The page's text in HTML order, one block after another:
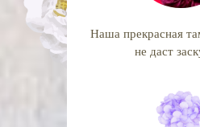
Наша прекрасная
не даст